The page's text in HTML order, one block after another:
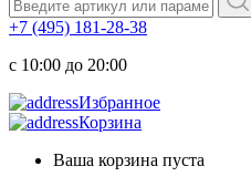
+7 (495) 181-28-38
c 10:00 до 20:00
Избранное
Корзина
Ваша корзина пуста